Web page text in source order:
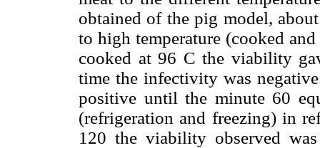
obtained of the pig model,
to high temperature (cooked
cooked at 96 C the viability
time the infectivity was
positive until the minute 60
(refrigeration and freezing) in
120 the viability observed